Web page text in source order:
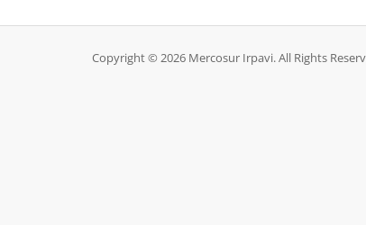
Copyright © 2026 Mercosur Irpavi. All Rights